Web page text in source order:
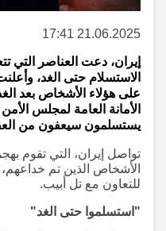
21.06.2025 17:41
إيران، دعت العناصر التي
الاستسلام حتى الغد،
على هؤلاء الأشخاص بعد
الأمانة العامة لمجلس الأمن
يستسلمون سيعفون من
تواصل إيران، التي تقوم
الأشخاص الذين تم
للتعاون مع تل أبيب.
"استسلموا حتى الغد"